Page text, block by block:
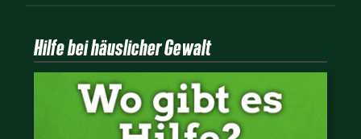
Hilfe bei häuslicher Gewalt